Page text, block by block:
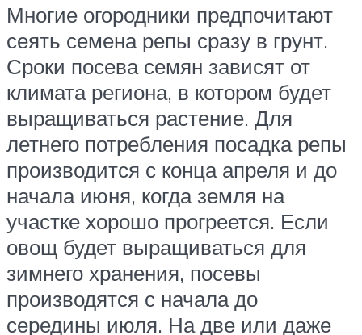
Многие огородники предпочитают
сеять семена репы сразу в грунт.
Сроки посева семян зависят от
климата региона, в котором будет
выращиваться растение. Для
летнего потребления посадка репы
производится с конца апреля и до
начала июня, когда земля на
участке хорошо прогреется. Если
овощ будет выращиваться для
зимнего хранения, посевы
производятся с начала до
середины июля. На две или даже